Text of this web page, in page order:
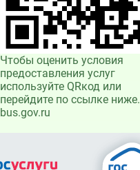
Чтобы оценить условия
предоставления услуг
используйте QRкод или
перейдите по ссылке ниже.
bus.gov.ru